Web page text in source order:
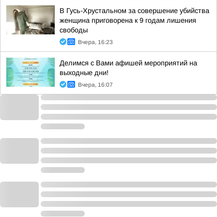
В Гусь-Хрустальном за совершение убийства
женщина приговорена к 9 годам лишения
свободы
Вчера, 16:23
Делимся с Вами афишей мероприятий на
выходные дни!
Вчера, 16:07